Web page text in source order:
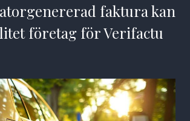
faktura kan
företag för Verifactu